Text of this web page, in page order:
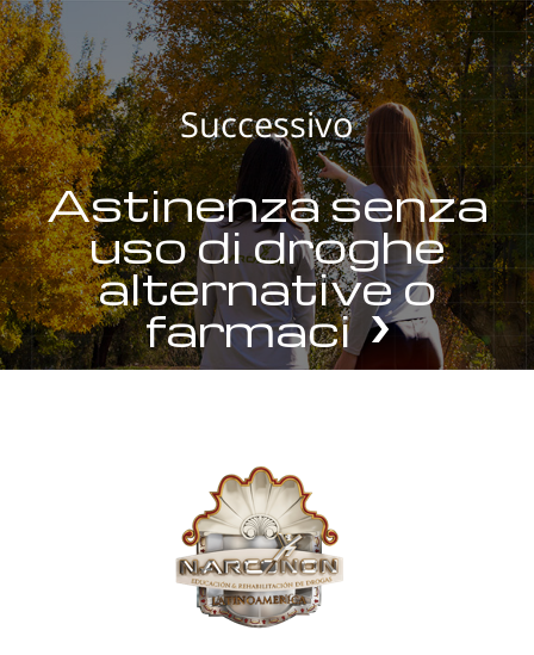
Successivo
Astinenza senza
uso di droghe
alternative o
farmaci